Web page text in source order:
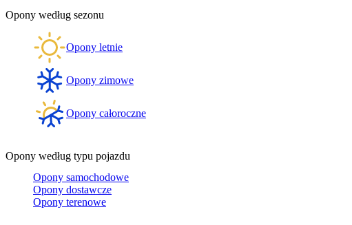
Opony według sezonu
Opony letnie
Opony zimowe
Opony całoroczne
Opony według typu pojazdu
Opony samochodowe
Opony dostawcze
Opony terenowe